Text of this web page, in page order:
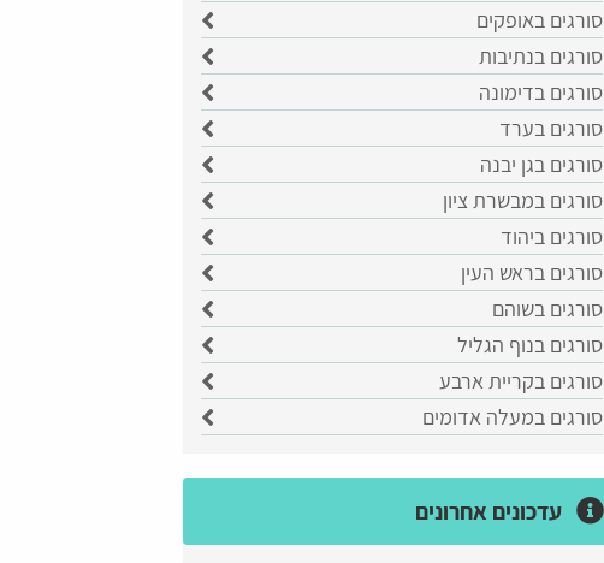
סורגים באופקים
סורגים בנתיבות
סורגים בדימונה
סורגים בערד
סורגים בגן יבנה
סורגים במבשרת ציון
סורגים ביהוד
סורגים בראש העין
סורגים בשוהם
סורגים בנוף הגליל
סורגים בקריית ארבע
סורגים במעלה אדומים
עדכונים אחרונים